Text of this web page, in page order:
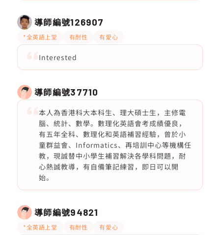
導師編號126907
*全英語上堂 有耐性 有愛心
Interested
導師編號37710
本人為香港科大本科生、理大碩士生，主修電
腦、統計、數學。數理化英語會考成績優良，
有五年全科、數理化和英語補習經驗，曾於小
童群益會、Informatics、再培訓中心等機構任
教，現誠替中小學生補習解決各學科問題，耐
心熱誠教導，有自備筆記練習，即日可以開
始。
導師編號94821
*全英語上堂 有耐性 有愛心